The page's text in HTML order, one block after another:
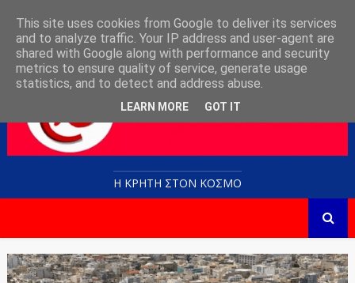
Η ΚΡΗΤΗ ΣΤΟN KOΣΜΟ
This site uses cookies from Google to deliver its services
and to analyze traffic. Your IP address and user-agent are
shared with Google along with performance and security
metrics to ensure quality of service, generate usage
statistics, and to detect and address abuse.
LEARN MORE GOT IT